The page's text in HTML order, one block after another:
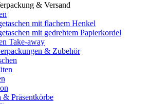
& Versand
mit flachem Henkel
mit gedrehtem Papierkordel
Take-away
& Zubehör
Präsentkörbe